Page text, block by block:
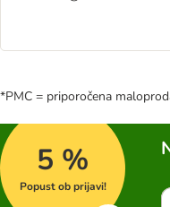
*PMC = priporočena
5 %
Popust ob prijavi!